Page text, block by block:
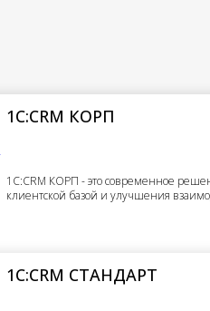
1С:CRM КОРП
1С:CRM КОРП - это современное
клиентской базой и улучшения
1С:CRM СТАНДАРТ